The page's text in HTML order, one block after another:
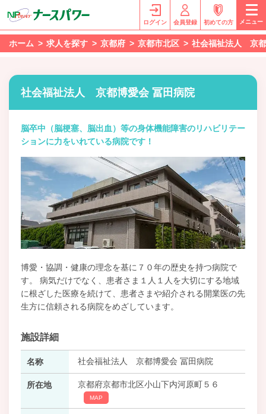
ログイン 会員登録 初めての方 メニュー
ホーム 求人を探す 京都府 京都市北区 社会福祉法人 京都
社会福祉法人 京都博愛会 冨田病院
脳卒中（脳梗塞、脳出血）等の身体機能障害のリハビリテー
ションに力をいれている病院です！
博愛・協調・健康の理念を基に７０年の歴史を持つ病院で
す。 病気だけでなく、患者さま１人１人を大切にする地域
に根ざした医療を続けて、患者さまや紹介される開業医の先
生方に信頼される病院をめざしています。
施設詳細
名称 社会福祉法人 京都博愛会 冨田病院
所在地 京都府京都市北区小山下内河原町５６
MAP